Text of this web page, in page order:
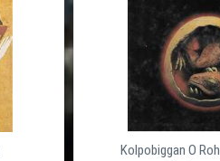
Kolpobiggan O